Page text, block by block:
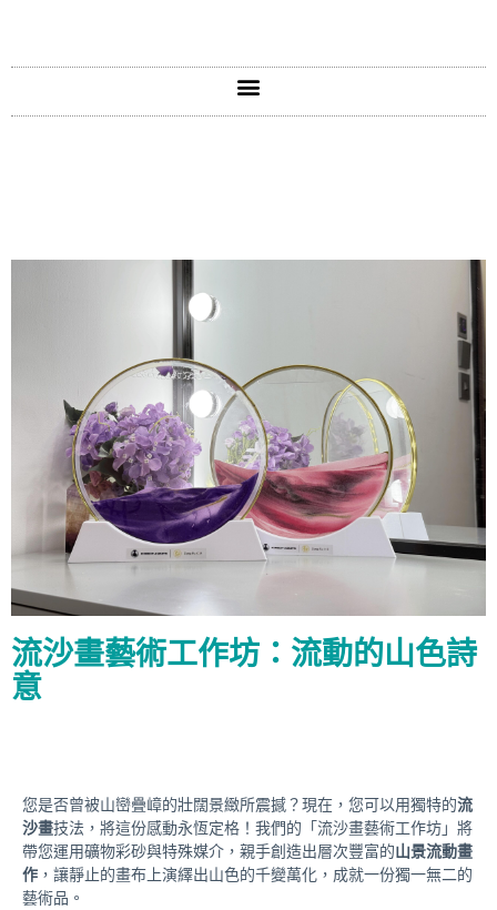
流沙畫藝術工作坊：流動的山色詩
意
您是否曾被山巒疊嶂的壯闊景緻所震撼？現在，您可以用獨特的流
沙畫技法，將這份感動永恆定格！我們的「流沙畫藝術工作坊」將
帶您運用礦物彩砂與特殊媒介，親手創造出層次豐富的山景流動畫
作 ，讓靜止的畫布上演繹出山色的千變萬化，成就一份獨一無二的
藝術品。